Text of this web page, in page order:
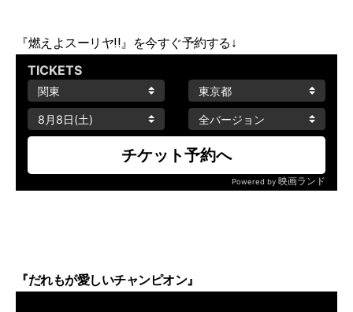
『燃えよスーリヤ!!』を今すぐ予約する↓
『だれもが愛しいチャンピオン』